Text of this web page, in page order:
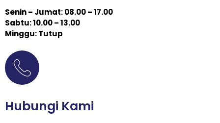
Senin – Jumat: 08.00 – 17.00
Sabtu: 10.00 – 13.00
Minggu: Tutup
Hubungi Kami